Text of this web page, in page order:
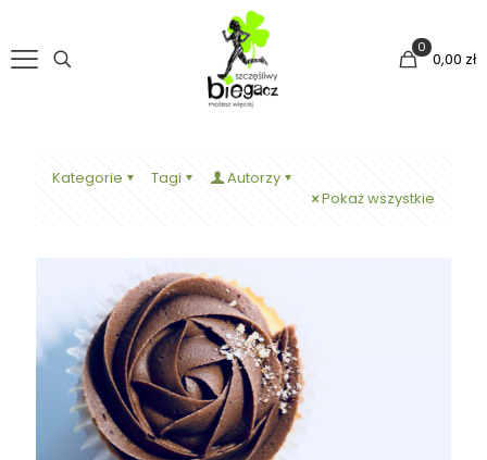
0
0,00 zł
Kategorie Tagi
Autorzy
Pokaż wszystkie